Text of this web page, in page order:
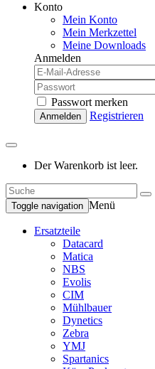
Konto
Mein Konto
Mein Merkzettel
Meine Downloads
Anmelden
Passwort merken
Anmelden Registrieren
Der Warenkorb ist leer.
Toggle navigation Menü
Ersatzteile
Datacard
Matica
NBS
Evolis
CIM
Mühlbauer
Dynetics
Zebra
YMJ
Spartanics